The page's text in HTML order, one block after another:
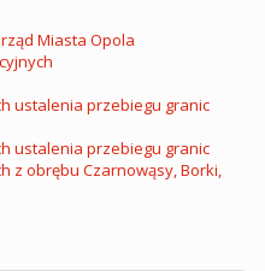
Miasta Opola
ustalenia przebiegu granic
ustalenia przebiegu granic
z obrębu Czarnowąsy, Borki,